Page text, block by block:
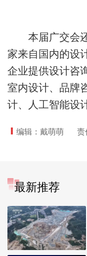
本届广交会还
家来自国内的设
企业提供设计咨
室内设计、品牌
计、人工智能设
编辑：戴萌萌 责
最新推荐